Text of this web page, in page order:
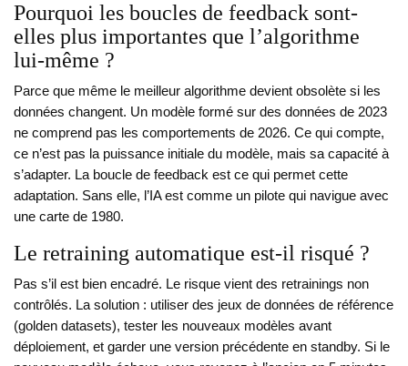
Pourquoi les boucles de feedback sont-
elles plus importantes que l’algorithme
lui-même ?
Parce que même le meilleur algorithme devient obsolète si les
données changent. Un modèle formé sur des données de 2023
ne comprend pas les comportements de 2026. Ce qui compte,
ce n’est pas la puissance initiale du modèle, mais sa capacité à
s’adapter. La boucle de feedback est ce qui permet cette
adaptation. Sans elle, l’IA est comme un pilote qui navigue avec
une carte de 1980.
Le retraining automatique est-il risqué ?
Pas s’il est bien encadré. Le risque vient des retrainings non
contrôlés. La solution : utiliser des jeux de données de référence
(golden datasets), tester les nouveaux modèles avant
déploiement, et garder une version précédente en standby. Si le